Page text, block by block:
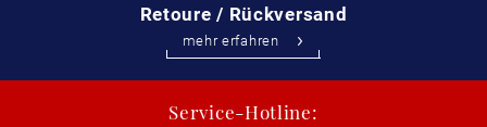
Retoure / Rückversand
mehr erfahren
Service-Hotline: